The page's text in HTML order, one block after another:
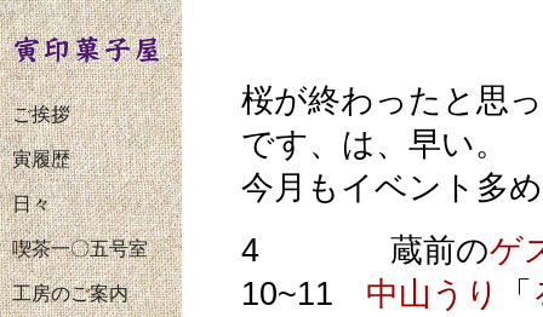
ご挨拶
寅履歴
日々
喫茶一〇五号室
工房のご案内
桜が終わったと思
です、は、早い。
今月もイベント多
4 蔵前のゲ
10~11 中山うり 「